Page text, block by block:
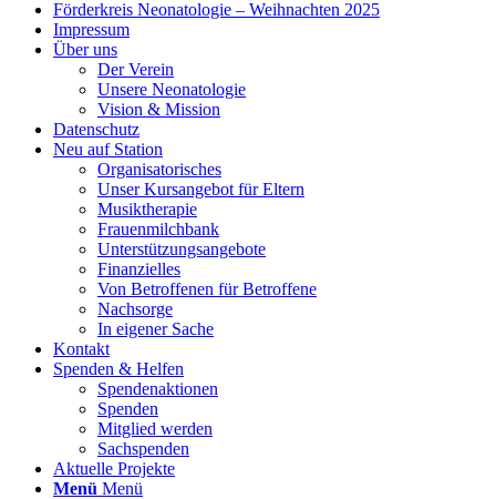
Förderkreis Neonatologie – Weihnachten 2025
Impressum
Über uns
Der Verein
Unsere Neonatologie
Vision & Mission
Datenschutz
Neu auf Station
Organisatorisches
Unser Kursangebot für Eltern
Musiktherapie
Frauenmilchbank
Unterstützungsangebote
Finanzielles
Von Betroffenen für Betroffene
Nachsorge
In eigener Sache
Kontakt
Spenden & Helfen
Spendenaktionen
Spenden
Mitglied werden
Sachspenden
Aktuelle Projekte
Menü Menü